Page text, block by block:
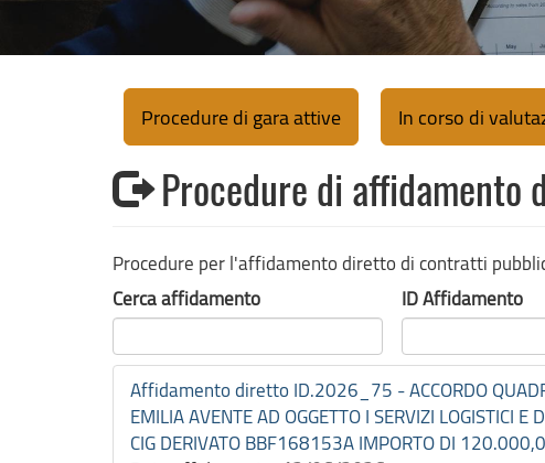
Procedure di gara attive In corso di
Procedure di affidamento
Procedure per l'affidamento diretto di contratti
Cerca affidamento
ID Affidamento
Affidamento diretto ID.2026_75 - ACCORDO
EMILIA AVENTE AD OGGETTO I SERVIZI LOGISTICI
CIG DERIVATO BBF168153A IMPORTO DI